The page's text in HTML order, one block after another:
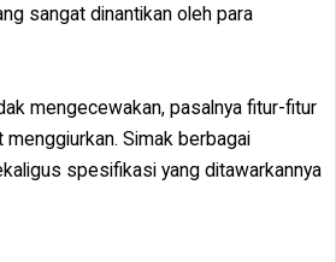
sangat dinantikan oleh para
mengecewakan, pasalnya fitur-fitur
Simak berbagai
spesifikasi yang ditawarkannya